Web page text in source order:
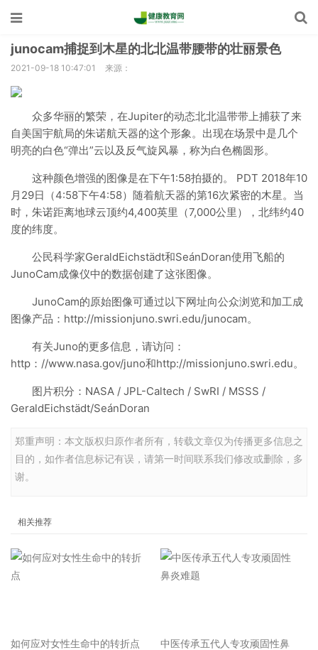
junocam捕捉到木星的北北温带腰带的壮丽景色
2021-09-18 10:47:01 来源：
众多华丽的繁荣，在Jupiter的动态北北温带带上捕获了来
自美国宇航局的朱诺航天器的这个形象。出现在场景中是几个
明亮的白色“弹出”云以及反气旋风暴，称为白色椭圆形。
这种颜色增强的图像是在下午1:58拍摄的。 PDT 2018年10
月29日（4:58下午4:58）随着航天器的第16次紧密的木星。当
时，朱诺距离地球云顶约4,400英里（7,000公里），北纬约40
度的纬度。
公民科学家GeraldEichstädt和SeánDoran使用飞船的
JunoCam成像仪中的数据创建了这张图像。
JunoCam的原始图像可通过以下网址向公众浏览和加工成
图像产品：http://missionjuno.swri.edu/junocam。
有关Juno的更多信息，请访问：
http：//www.nasa.gov/juno和http://missionjuno.swri.edu。
图片积分：NASA / JPL-Caltech / SwRI / MSSS /
GeraldEichstädt/SeánDoran
郑重声明：本文版权归原作者所有，转载文章仅为传播更多信息之
目的，如作者信息标记有误，请第一时间联系我们修改或删除，多
谢。
相关推荐
如何应对女性生命中的转折点
中医传承五代人专攻顽固性鼻